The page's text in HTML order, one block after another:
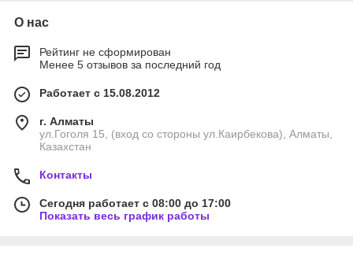
О нас
Рейтинг не сформирован
Менее 5 отзывов за последний год
Работает с 15.08.2012
г. Алматы
ул.Гоголя 15, (вход со стороны ул.Каирбекова), Алматы,
Казахстан
Контакты
Сегодня работает с 08:00 до 17:00
Показать весь график работы